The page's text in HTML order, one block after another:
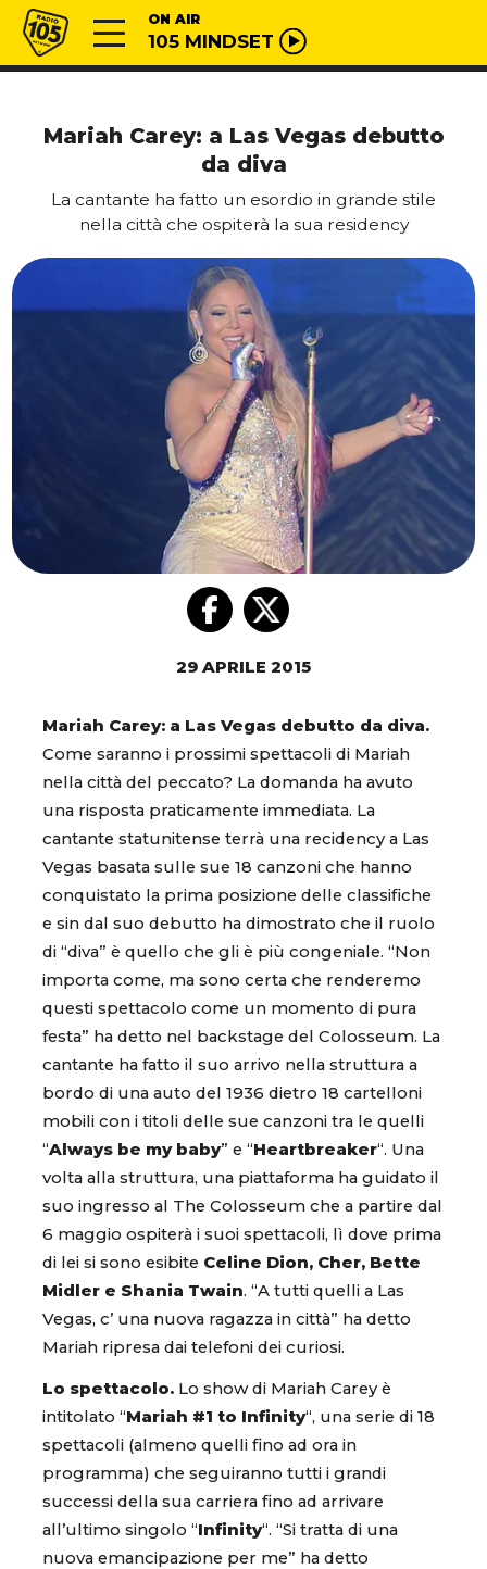
Vai al contenuto
Radio 105 ON AIR
105 MINDSET
Mariah Carey: a Las Vegas debutto
da diva
La cantante ha fatto un esordio in grande stile
nella città che ospiterà la sua residency
29 APRILE 2015
Mariah Carey: a Las Vegas debutto da diva.
Come saranno i prossimi spettacoli di Mariah
nella città del peccato? La domanda ha avuto
una risposta praticamente immediata. La
cantante statunitense terrà una recidency a Las
Vegas basata sulle sue 18 canzoni che hanno
conquistato la prima posizione delle classifiche
e sin dal suo debutto ha dimostrato che il ruolo
di “diva” è quello che gli è più congeniale. “Non
importa come, ma sono certa che renderemo
questi spettacolo come un momento di pura
festa” ha detto nel backstage del Colosseum. La
cantante ha fatto il suo arrivo nella struttura a
bordo di una auto del 1936 dietro 18 cartelloni
mobili con i titoli delle sue canzoni tra le quelli
“Always be my baby” e “Heartbreaker“. Una
volta alla struttura, una piattaforma ha guidato il
suo ingresso al The Colosseum che a partire dal
6 maggio ospiterà i suoi spettacoli, lì dove prima
di lei si sono esibite Celine Dion, Cher, Bette
Midler e Shania Twain. “A tutti quelli a Las
Vegas, c’ una nuova ragazza in città” ha detto
Mariah ripresa dai telefoni dei curiosi.
Lo spettacolo. Lo show di Mariah Carey è
intitolato “Mariah #1 to Infinity“, una serie di 18
spettacoli (almeno quelli fino ad ora in
programma) che seguiranno tutti i grandi
successi della sua carriera fino ad arrivare
all’ultimo singolo “Infinity“. “Si tratta di una
nuova emancipazione per me” ha detto